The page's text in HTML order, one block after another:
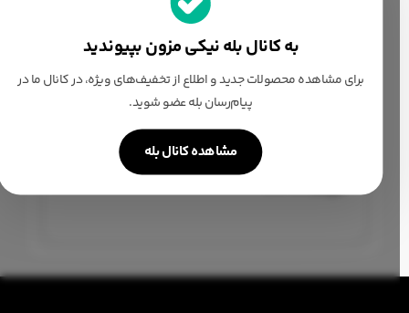
جنس مخمل سوزندوزی
به کانال بله نیکی مزون بپیوندید
برای مشاهده محصولات جدید و اطلاع از تخفیف‌های ویژه، در کانال ما در
پیام‌رسان بله عضو شوید.
مشاهده کانال بله